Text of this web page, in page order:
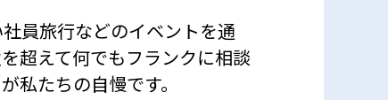
員旅行などのイベントを通
超えて何でもフランクに相談
私たちの自慢です。